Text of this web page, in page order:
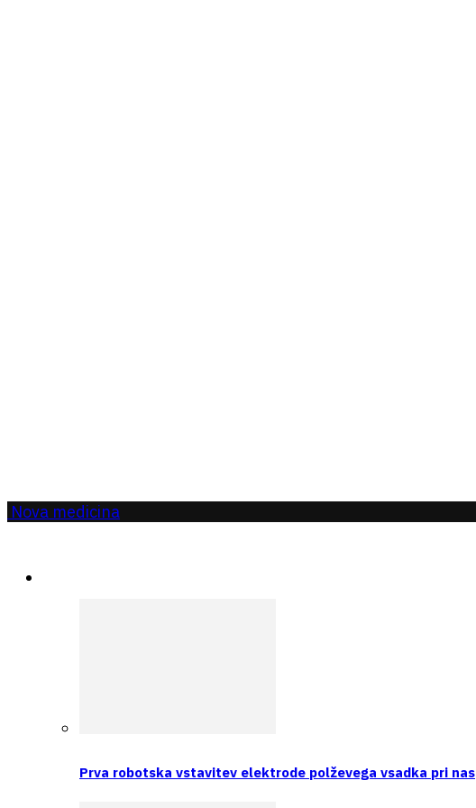
Nova medicina
Prva robotska vstavitev elektrode polževega vsadka pri nas